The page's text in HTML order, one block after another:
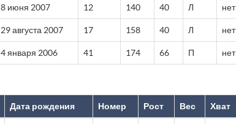
8 июня 2007 12 140 40 Л нет
29 августа 2007 17 158 40 Л нет
4 января 2006 41 174 66 П нет
Дата рождения Номер Рост Вес Хват